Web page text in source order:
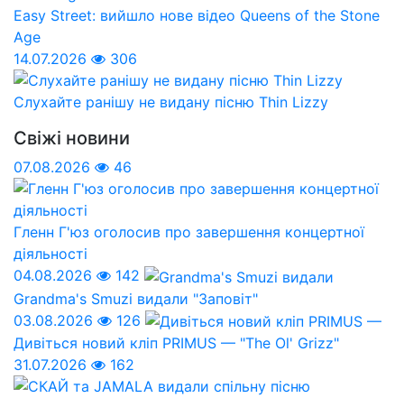
Easy Street: вийшло нове відео Queens of the Stone
Age
14.07.2026
306
Слухайте ранішу не видану пісню Thin Lizzy
Свіжі новини
07.08.2026 46
Гленн Г'юз оголосив про завершення концертної
діяльності
04.08.2026
142
Grandma's Smuzi видали "Заповіт"
03.08.2026
126
Дивіться новий кліп PRIMUS — "The Ol' Grizz"
31.07.2026
162